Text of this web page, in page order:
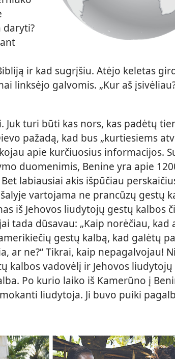
daryti?
ir kad sugrįšiu. Atėjo keletas
linksėjo galvomis. „Kur aš
Juk turi būti kas nors, kas padėtų
pažadą, kad bus „kurtiesiems
apie kurčiuosius informacijos.
duomenimis, Benine yra apie
labiausiai akis išpūčiau
vartojama ne prancūzų gestų
iš Jehovos liudytojų gestų kalbos
tada dūsavau: „Kaip norėčiau, kad
gestų kalbą, kad galėtų
ar ne?“ Tikrai, kaip nepagalvojau!
kalbos vadovėlį ir Jehovos
Po kurio laiko iš Kamerūno į
liudytoja. Ji buvo puiki